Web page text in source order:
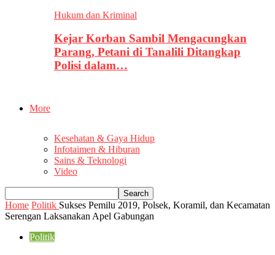
Hukum dan Kriminal
Kejar Korban Sambil Mengacungkan
Parang, Petani di Tanalili Ditangkap
Polisi dalam…
More
Kesehatan & Gaya Hidup
Infotaimen & Hiburan
Sains & Teknologi
Video
Home Politik Sukses Pemilu 2019, Polsek, Koramil, dan Kecamatan
Serengan Laksanakan Apel Gabungan
Politik